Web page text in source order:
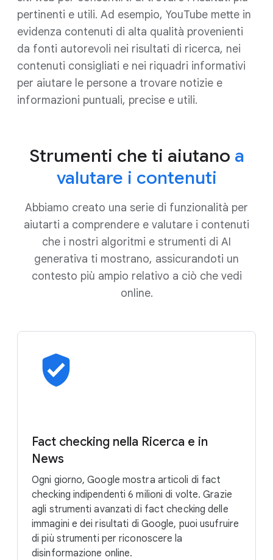
pertinenti e utili. Ad esempio, YouTube mette in
evidenza contenuti di alta qualità provenienti
da fonti autorevoli nei risultati di ricerca, nei
contenuti consigliati e nei riquadri informativi
per aiutare le persone a trovare notizie e
informazioni puntuali, precise e utili.
Strumenti che ti aiutano a
valutare i contenuti
Abbiamo creato una serie di funzionalità per
aiutarti a comprendere e valutare i contenuti
che i nostri algoritmi e strumenti di AI
generativa ti mostrano, assicurandoti un
contesto più ampio relativo a ciò che vedi
online.
Fact checking nella Ricerca e in
News
Ogni giorno, Google mostra articoli di fact
checking indipendenti 6 milioni di volte. Grazie
agli strumenti avanzati di fact checking delle
immagini e dei risultati di Google, puoi usufruire
di più strumenti per riconoscere la
disinformazione online.